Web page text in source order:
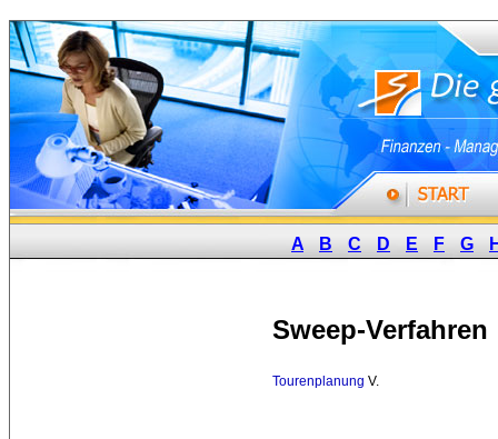
A B C D E F G
Sweep-Verfahren
Tourenplanung V.